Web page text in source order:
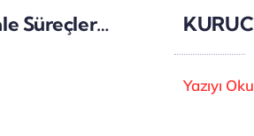
Mali Mühür ve Kamu İhale Süreçlerinde Dijital Güvenlik
Yazıyı Oku